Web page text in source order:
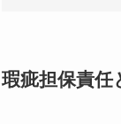
瑕疵担保責任